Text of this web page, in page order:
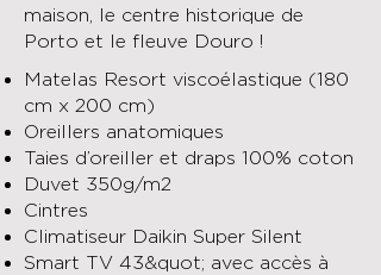
maison, le centre historique de
Porto et le fleuve Douro !
Matelas Resort viscoélastique (180
cm x 200 cm)
Oreillers anatomiques
Taies d’oreiller et draps 100% coton
Duvet 350g/m2
Cintres
Climatiseur Daikin Super Silent
Smart TV 43&quot; avec accès à